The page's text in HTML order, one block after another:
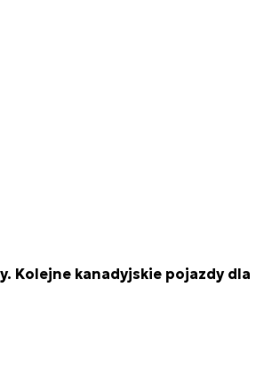
Kolejne kanadyjskie pojazdy dla